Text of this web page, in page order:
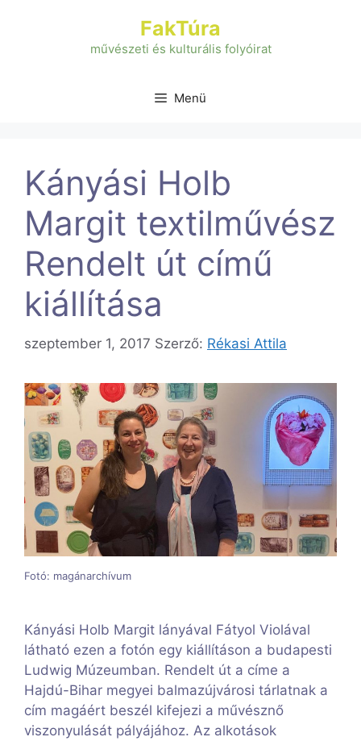
FakTúra
művészeti és kulturális folyóirat
Menü
Kányási Holb
Margit textilművész
Rendelt út című
kiállítása
szeptember 1, 2017 Szerző: Rékasi Attila
Fotó: magánarchívum
Kányási Holb Margit lányával Fátyol Violával
látható ezen a fotón egy kiállításon a budapesti
Ludwig Múzeumban. Rendelt út a címe a
Hajdú-Bihar megyei balmazújvárosi tárlatnak a
cím magáért beszél kifejezi a művésznő
viszonyulását pályájához. Az alkotások